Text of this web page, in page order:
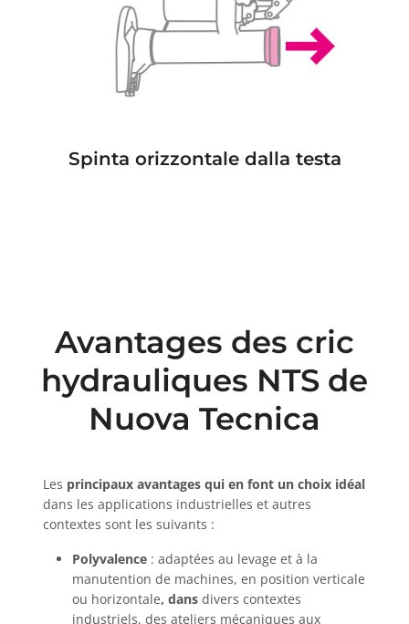
Spinta orizzontale dalla testa
Avantages des cric
hydrauliques NTS de
Nuova Tecnica
Les principaux avantages qui en font un choix idéal
dans les applications industrielles et autres
contextes sont les suivants :
Polyvalence : adaptées au levage et à la
manutention de machines, en position verticale
ou horizontale, dans divers contextes
industriels, des ateliers mécaniques aux